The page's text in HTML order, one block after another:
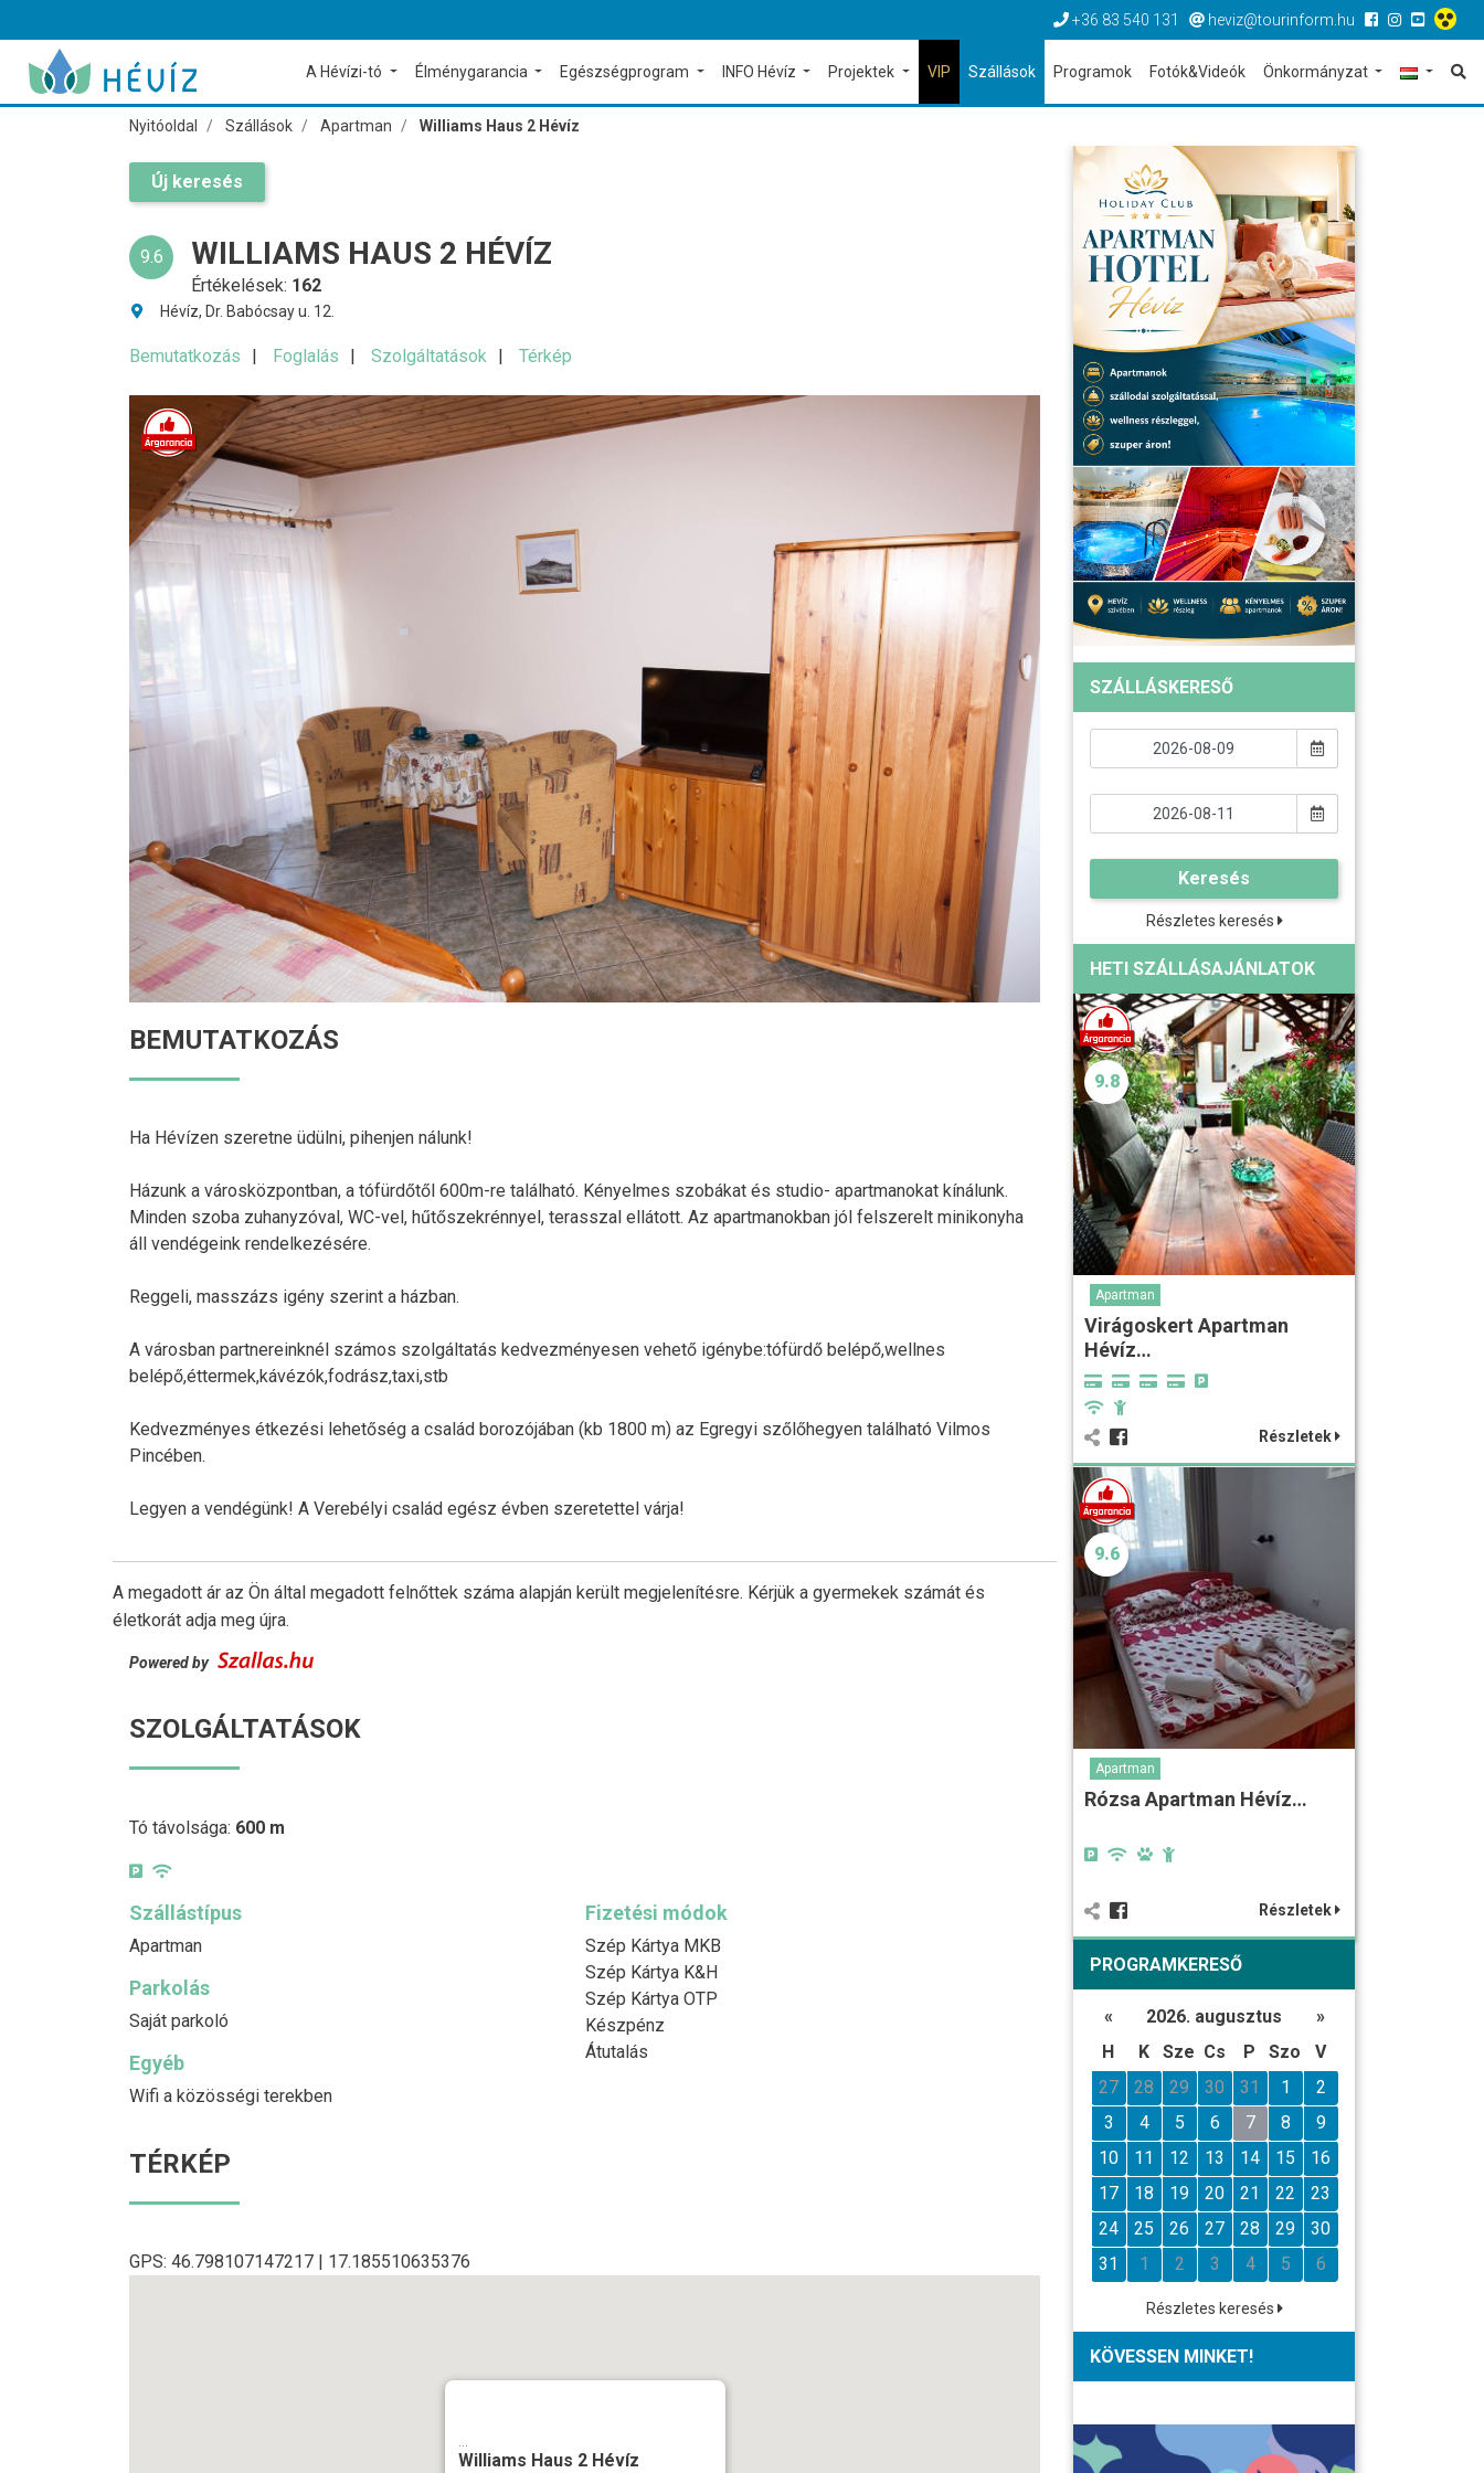
+36 83 540 131 heviz@tourinform.hu
A Hévízi-tó Élménygarancia Egészségprogram INFO Hévíz Projektek VIP Szállások Programok Fotók&Videók Önkormányzat
Nyitóoldal Szállások Apartman Williams Haus 2 Hévíz
Új keresés
9.6 WILLIAMS HAUS 2 HÉVÍZ
Értékelések: 162
Hévíz, Dr. Babócsay u. 12.
Bemutatkozás Foglalás Szolgáltatások Térkép
BEMUTATKOZÁS
Ha Hévízen szeretne üdülni, pihenjen nálunk!
Házunk a városközpontban, a tófürdőtől 600m-re található. Kényelmes szobákat és studio- apartmanokat kínálunk.
Minden szoba zuhanyzóval, WC-vel, hűtőszekrénnyel, terasszal ellátott. Az apartmanokban jól felszerelt minikonyha
áll vendégeink rendelkezésére.
Reggeli, masszázs igény szerint a házban.
A városban partnereinknél számos szolgáltatás kedvezményesen vehető igénybe:tófürdő belépő,wellnes
belépő,éttermek,kávézók,fodrász,taxi,stb
Kedvezményes étkezési lehetőség a család borozójában (kb 1800 m) az Egregyi szőlőhegyen található Vilmos
Pincében.
Legyen a vendégünk! A Verebélyi család egész évben szeretettel várja!
A megadott ár az Ön által megadott felnőttek száma alapján került megjelenítésre. Kérjük a gyermekek számát és
életkorát adja meg újra.
Powered by
SZOLGÁLTATÁSOK
Tó távolsága: 600 m
Szállástípus
Apartman
Fizetési módok
Szép Kártya MKB
Szép Kártya K&H
Szép Kártya OTP
Készpénz
Átutalás
Parkolás
Saját parkoló
Egyéb
Wifi a közösségi terekben
TÉRKÉP
GPS: 46.798107147217 | 17.185510635376
Williams Haus 2 Hévíz
SZÁLLÁSKERESŐ
Keresés
Részletes keresés
HETI SZÁLLÁSAJÁNLATOK
9.8
Apartman
Virágoskert Apartman
Hévíz…
Részletek
9.6
Apartman
Rózsa Apartman Hévíz…
Részletek
PROGRAMKERESŐ
« 2026. augusztus
»
H
K Sze Cs P Szo
V
27
28 29 30 31 1
2
3
4 5 6 7 8
9
10
11 12 13 14 15
16
17
18 19 20 21 22
23
24
25 26 27 28 29
30
31
1 2 3 4 5 6
Részletes keresés
KÖVESSEN MINKET!